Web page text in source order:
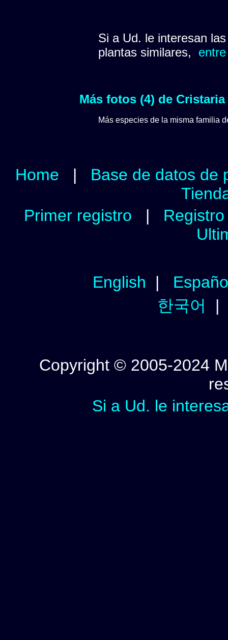
Si a Ud. le interesan
plantas similares,
Más fotos (4) de
Más especies de la misma familia
Home | Base de datos de
Primer registro |
English |
한국어
Copyright © 2005-2024
Si a Ud. le